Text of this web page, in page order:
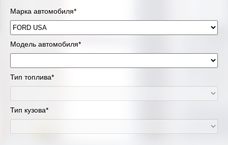
Марка автомобиля*
Модель автомобиля*
Тип топлива*
Тип кузова*